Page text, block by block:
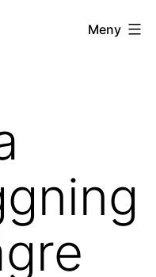
Meny